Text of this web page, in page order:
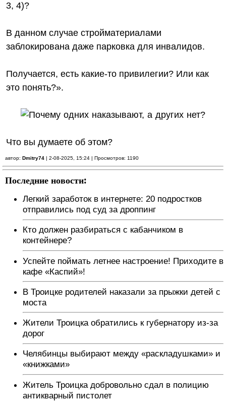
3, 4)?
В данном случае стройматериалами
заблокирована даже парковка для инвалидов.
Получается, есть какие-то привилегии? Или как
это понять?».
Что вы думаете об этом?
автор: Dmitry74 | 2-08-2025, 15:24 | Просмотров: 1190
Последние новости:
Легкий заработок в интернете: 20 подростков
отправились под суд за дроппинг
Кто должен разбираться с кабанчиком в
контейнере?
Успейте поймать летнее настроение! Приходите в
кафе «Каспий»!
В Троицке родителей наказали за прыжки детей с
моста
Жители Троицка обратились к губернатору из-за
дорог
Челябинцы выбирают между «раскладушками» и
«книжками»
Житель Троицка добровольно сдал в полицию
антикварный пистолет